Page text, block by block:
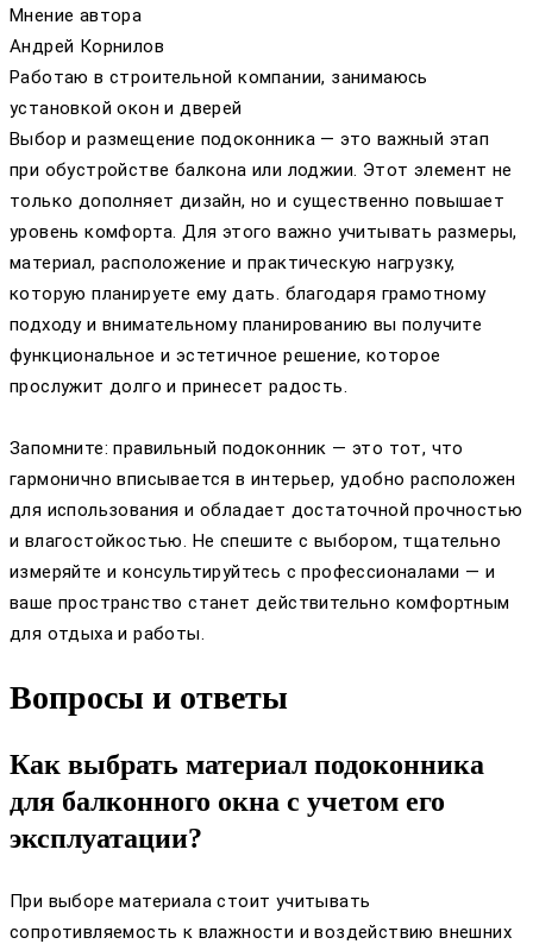
Мнение автора
Андрей Корнилов
Работаю в строительной компании, занимаюсь
установкой окон и дверей
Выбор и размещение подоконника — это важный этап
при обустройстве балкона или лоджии. Этот элемент не
только дополняет дизайн, но и существенно повышает
уровень комфорта. Для этого важно учитывать размеры,
материал, расположение и практическую нагрузку,
которую планируете ему дать. благодаря грамотному
подходу и внимательному планированию вы получите
функциональное и эстетичное решение, которое
прослужит долго и принесет радость.
Запомните: правильный подоконник — это тот, что
гармонично вписывается в интерьер, удобно расположен
для использования и обладает достаточной прочностью
и влагостойкостью. Не спешите с выбором, тщательно
измеряйте и консультируйтесь с профессионалами — и
ваше пространство станет действительно комфортным
для отдыха и работы.
Вопросы и ответы
Как выбрать материал подоконника
для балконного окна с учетом его
эксплуатации?
При выборе материала стоит учитывать
сопротивляемость к влажности и воздействию внешних